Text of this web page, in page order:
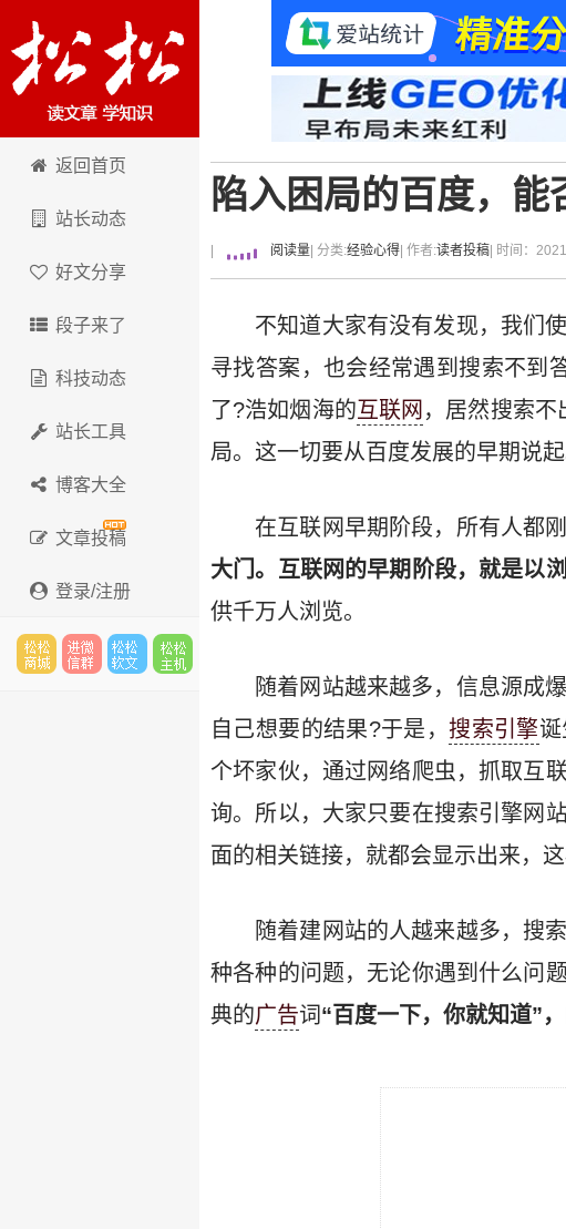
卢松松博客
返回首页
站长动态
好文分享
段子来了
科技动态
站长工具
博客大全
文章投稿
登录/注册
陷入困局的百度，能
阅读量 | 分类:经验心得 | 作者:读者投稿 | 时间：
不知道大家有没有发现，我们
寻找答案，也会经常遇到搜索不到
了?浩如烟海的 互联网 ，居然搜索不
局。这一切要从百度发展的早期说起
在互联网早期阶段，所有人都
大门。互联网的早期阶段，就是以
供千万人浏览。
随着网站越来越多，信息源成
自己想要的结果?于是， 搜索引擎
个坏家伙，通过网络爬虫，抓取互
询。所以，大家只要在搜索引擎网
面的相关链接，就都会显示出来，
随着建网站的人越来越多，搜
种各种的问题，无论你遇到什么问
典的广告词 “百度一下，你就知道”，